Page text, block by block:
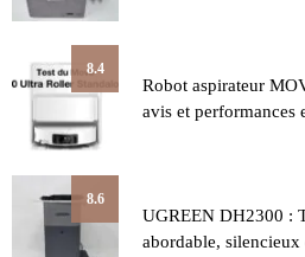
8.4
Robot aspirateur
avis et performances
8.6
UGREEN DH2300 :
abordable,